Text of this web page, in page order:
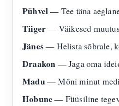
Pühvel— Tee täna
Tiiger— Väikesed
Jänes— Helista sõbrale,
Draakon — Jaga oma
Madu— Mõni minut
Hobune— Füüsiline